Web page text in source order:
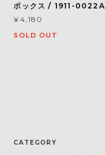
ボックス / 1911-0022A
¥4,180
SOLD OUT
CATEGORY